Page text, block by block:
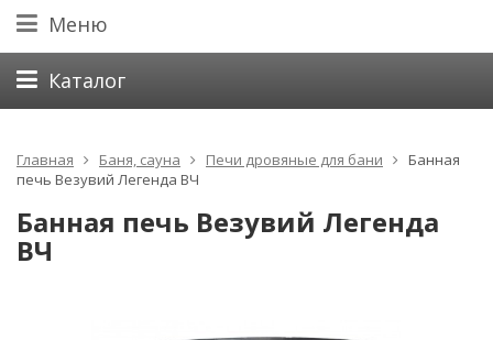
Меню
Каталог
Главная Баня, сауна Печи дровяные для бани
Банная
печь Везувий Легенда ВЧ
Банная печь Везувий Легенда
ВЧ